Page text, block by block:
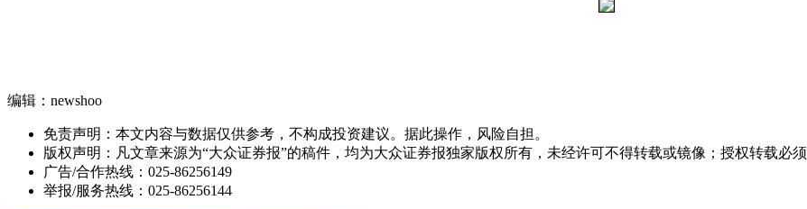
编辑：newshoo
免责声明：本文内容与数据仅供参考，不构成投资建议。据此操作，风险自担。
版权声明：凡文章来源为“大众证券报”的稿件，均为大众证券报独家版权所有，未经许可不得转载或镜像；授权转载必须
广告/合作热线：025-86256149
举报/服务热线：025-86256144